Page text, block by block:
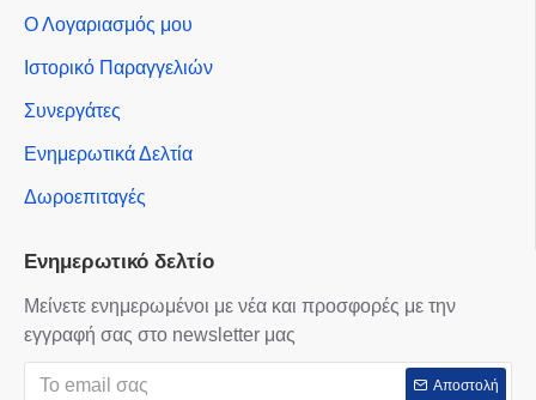
Ο Λογαριασμός μου
Ιστορικό Παραγγελιών
Συνεργάτες
Ενημερωτικά Δελτία
Δωροεπιταγές
Ενημερωτικό δελτίο
Μείνετε ενημερωμένοι με νέα και προσφορές με την
εγγραφή σας στο newsletter μας
Αποστολή